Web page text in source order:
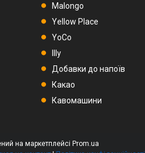
Malongo
Yellow Place
YoCo
Illy
Добавки до напоїв
Какао
Кавомашини
на маркетплейсі Prom.ua